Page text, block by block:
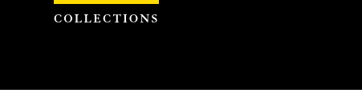
Cookies management panel